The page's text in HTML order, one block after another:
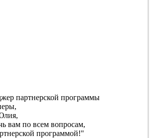
партнерской программы
вам по всем вопросам,
программой!"